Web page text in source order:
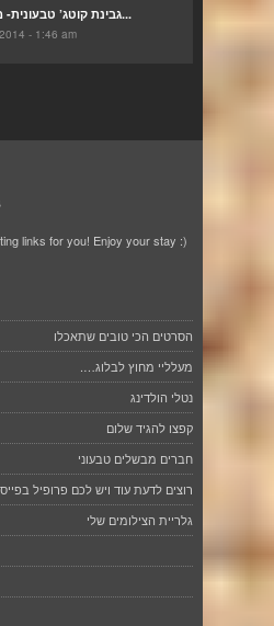
גבינת קוטג’ טבעונית- מתכון להכנה...
- 1:46 am
links for you! Enjoy your stay :)
הסרטים הכי טובים שתאכלו
מעלליי מחוץ לבלוג….
נטלי הולדינג
קפצו להגיד שלום
חברים מבשלים טבעוני
רוצים לדעת עוד ויש לכם פרופיל
גלריית הצילומים שלי